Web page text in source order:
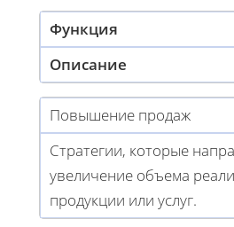
Функция
Описание
Повышение продаж
Стратегии, которые
увеличение объема
продукции или услуг.